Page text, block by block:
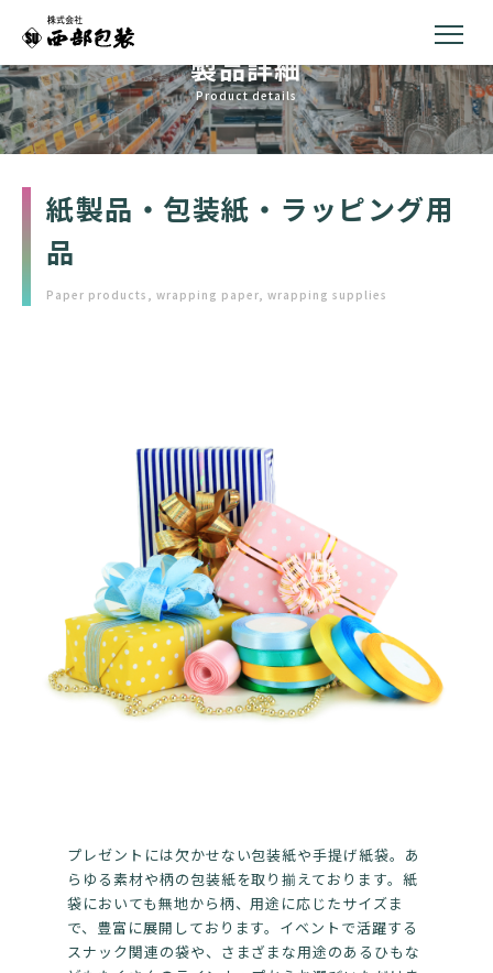
製品詳細
Product details
紙製品・包装紙・ラッピング用
品
Paper products, wrapping paper, wrapping supplies
プレゼントには欠かせない包装紙や手提げ紙袋。あ
らゆる素材や柄の包装紙を取り揃えております。紙
袋においても無地から柄、用途に応じたサイズま
で、豊富に展開しております。イベントで活躍する
スナック関連の袋や、さまざまな用途のあるひもな